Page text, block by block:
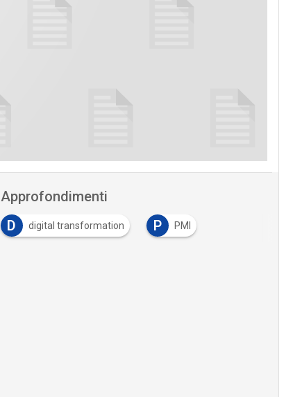
Approfondimenti
D
digital transformation P PMI